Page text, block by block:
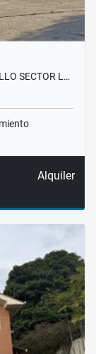
SECTOR L…
Alquiler